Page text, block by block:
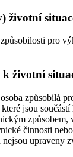
životní
pro
životní
způsobilá
jsou
způsobem,
činnosti
upraveny